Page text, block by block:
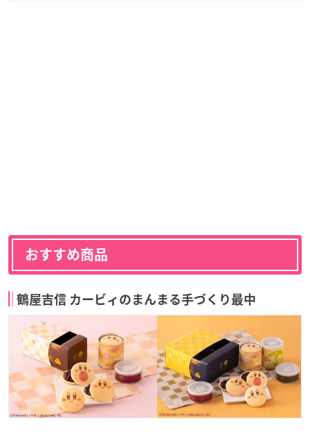
おすすめ商品
鶴屋吉信 カービィのまんまる手づくり最中